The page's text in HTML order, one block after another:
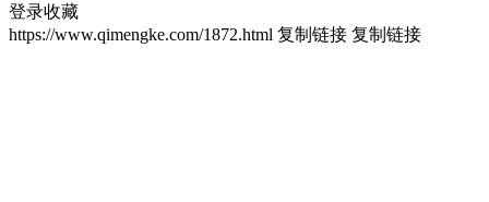
登录收藏
https://www.qimengke.com/1872.html 复制链接 复制链接